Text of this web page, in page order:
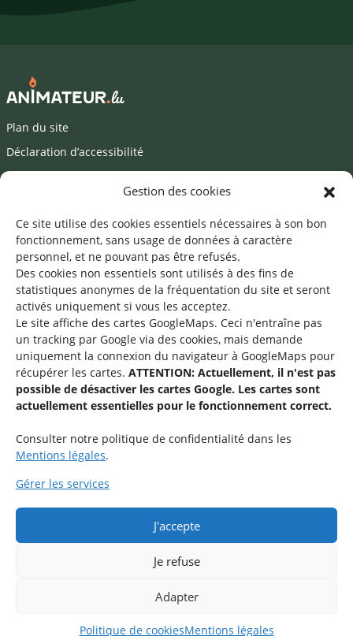
Gestion des cookies
Ce site utilise des cookies essentiels nécessaires à son bon
fonctionnement, sans usage de données à caractère
personnel, et ne pouvant pas être refusés.
Des cookies non essentiels sont utilisés à des fins de
statistiques anonymes de la fréquentation du site et seront
activés uniquement si vous les acceptez.
Le site affiche des cartes GoogleMaps. Ceci n'entraîne pas
un tracking par Google via des cookies, mais demande
uniquement la connexion du navigateur à GoogleMaps pour
récupérer les cartes. ATTENTION: Actuellement, il n'est pas
possible de désactiver les cartes Google. Les cartes sont
actuellement essentielles pour le fonctionnement correct.
Consulter notre politique de confidentialité dans les
Mentions légales.
Gérer les services
J'accepte
Je refuse
Adapter
Politique de cookiesMentions légales
Plan du site
Déclaration d’accessibilité
Mentions légales
Une offre du
Service national de la jeunesse
48-50 rue Charles Martel
Rejoignez le groupe « Aide-Animateur / Animateur / Aide-